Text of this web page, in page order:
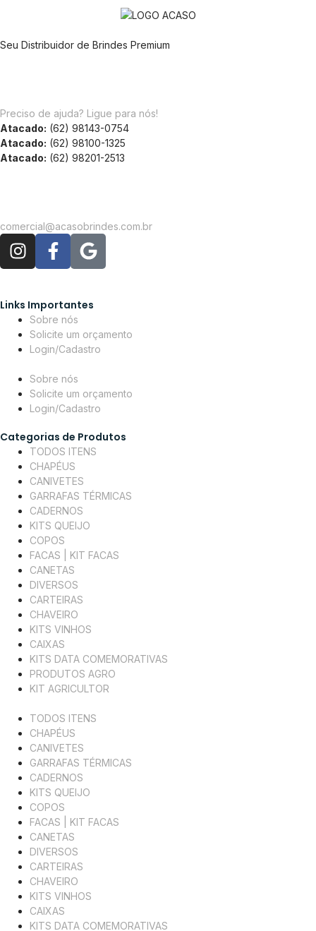
Seu Distribuidor de Brindes Premium
Preciso de ajuda? Ligue para nós!
Atacado: (62) 98143-0754
Atacado: (62) 98100-1325
Atacado: (62) 98201-2513
comercial@acasobrindes.com.br
Links Importantes
Sobre nós
Solicite um orçamento
Login/Cadastro
Sobre nós
Solicite um orçamento
Login/Cadastro
Categorias de Produtos
TODOS ITENS
CHAPÉUS
CANIVETES
GARRAFAS TÉRMICAS
CADERNOS
KITS QUEIJO
COPOS
FACAS | KIT FACAS
CANETAS
DIVERSOS
CARTEIRAS
CHAVEIRO
KITS VINHOS
CAIXAS
KITS DATA COMEMORATIVAS
PRODUTOS AGRO
KIT AGRICULTOR
TODOS ITENS
CHAPÉUS
CANIVETES
GARRAFAS TÉRMICAS
CADERNOS
KITS QUEIJO
COPOS
FACAS | KIT FACAS
CANETAS
DIVERSOS
CARTEIRAS
CHAVEIRO
KITS VINHOS
CAIXAS
KITS DATA COMEMORATIVAS